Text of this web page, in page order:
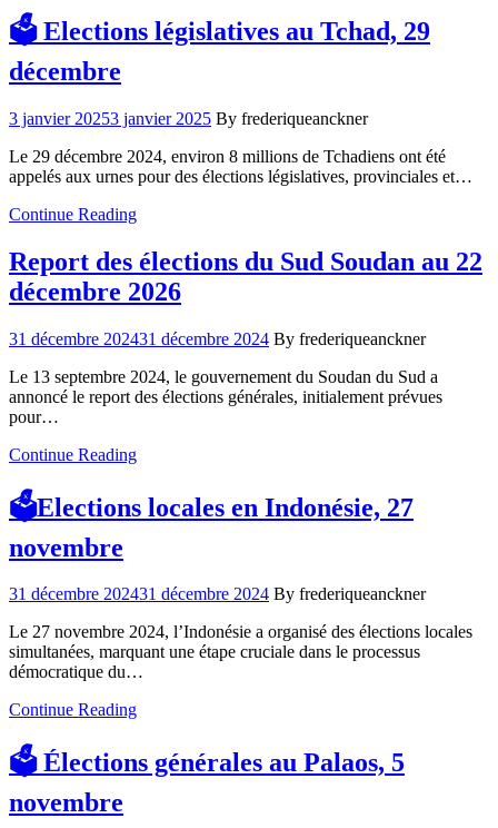
🗳️ Elections législatives au Tchad, 29
décembre
3 janvier 20253 janvier 2025 By frederiqueanckner
Le 29 décembre 2024, environ 8 millions de Tchadiens ont été
appelés aux urnes pour des élections législatives, provinciales et…
Continue Reading
Report des élections du Sud Soudan au 22
décembre 2026
31 décembre 202431 décembre 2024 By frederiqueanckner
Le 13 septembre 2024, le gouvernement du Soudan du Sud a
annoncé le report des élections générales, initialement prévues
pour…
Continue Reading
🗳️Elections locales en Indonésie, 27
novembre
31 décembre 202431 décembre 2024 By frederiqueanckner
Le 27 novembre 2024, l’Indonésie a organisé des élections locales
simultanées, marquant une étape cruciale dans le processus
démocratique du…
Continue Reading
🗳️ Élections générales au Palaos, 5
novembre